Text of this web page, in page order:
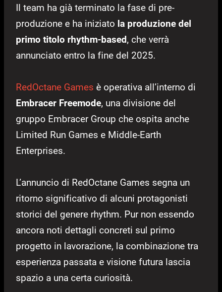
Il team ha già terminato la fase di pre-
produzione e ha iniziato la produzione del
primo titolo rhythm-based, che verrà
annunciato entro la fine del 2025.
RedOctane Games è operativa all’interno di
Embracer Freemode, una divisione del
gruppo Embracer Group che ospita anche
Limited Run Games e Middle-Earth
Enterprises.
L’annuncio di RedOctane Games segna un
ritorno significativo di alcuni protagonisti
storici del genere rhythm. Pur non essendo
ancora noti dettagli concreti sul primo
progetto in lavorazione, la combinazione tra
esperienza passata e visione futura lascia
spazio a una certa curiosità.